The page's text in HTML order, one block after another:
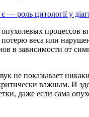
процессов
веса или
в зависимости от
не показывает
важным. И
даже если сама